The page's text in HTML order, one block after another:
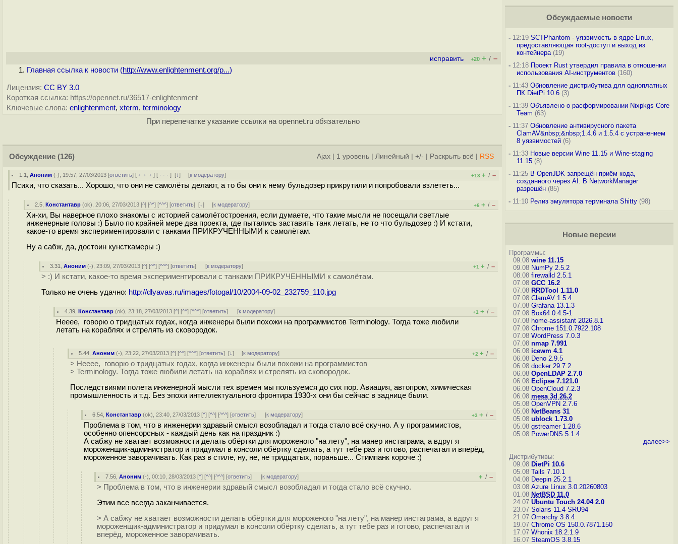
исправить +20 + / –
Главная ссылка к новости (http://www.enlightenment.org/p...)
Лицензия: CC BY 3.0
Короткая ссылка: https://opennet.ru/36517-enlightenment
Ключевые слова: enlightenment, xterm, terminology
При перепечатке указание ссылки на opennet.ru обязательно
Обсуждение (126) Ajax 1 уровень Линейный +/- Раскрыть всё RSS
1.1 ,Аноним (-), 19:57, 27/03/2013 [ответить] [ ﹢﹢﹢] [ · · ·][↓] [к модератору] +13 + / –
Психи, что сказать... Хорошо, что они не самолёты делают, а то бы они к нему бульдозер прикрутили и попробовали взлететь...
2.5 ,Константавр (ok), 20:06, 27/03/2013 [^] [^^] [^^^] [ответить][↓] [к модератору] +6 + / –
Хи-хи, Вы наверное плохо знакомы с историей самолётостроения, если думаете, что такие мысли не посещали светлые
инженерные головы :) Было по крайней мере два проекта, где пытались заставить танк летать, не то что бульдозер :) И кстати,
какое-то время экспериментировали с танками ПРИКРУЧЕННЫМИ к самолётам.
Ну а сабж, да, достоин кунсткамеры :)
3.31 ,Аноним (-), 23:09, 27/03/2013 [^] [^^] [^^^] [ответить] [к модератору] +1 + / –
> :) И кстати, какое-то время экспериментировали с танками ПРИКРУЧЕННЫМИ к самолётам.
Только не очень удачно: http://dlyavas.ru/images/fotogal/10/2004-09-02_232759_110.jpg
4.39 ,Константавр (ok), 23:18, 27/03/2013 [^] [^^] [^^^] [ответить] [к модератору] +1 + / –
Нееее, говорю о тридцатых годах, когда инженеры были похожи на программистов Terminology. Тогда тоже любили
летать на кораблях и стрелять из сковородок.
5.44 ,Аноним (-), 23:22, 27/03/2013 [^] [^^] [^^^] [ответить][↓] [к модератору] +2 + / –
> Нееее, говорю о тридцатых годах, когда инженеры были похожи на программистов
> Terminology. Тогда тоже любили летать на кораблях и стрелять из сковородок.
Последствиями полета инженерной мысли тех времен мы пользуемся до сих пор. Авиация, автопром, химическая
промышленность и т.д. Без эпохи интеллектуального фронтира 1930-х они бы сейчас в заднице были.
6.54 ,Константавр (ok), 23:40, 27/03/2013 [^] [^^] [^^^] [ответить] [к модератору] +3 + / –
Проблема в том, что в инженерии здравый смысл возобладал и тогда стало всё скучно. А у программистов,
особенно опенсорсных - каждый день как на праздник :)
А сабжу не хватает возможности делать обёртки для мороженого "на лету", на манер инстаграма, а вдруг я
мороженщик-администратор и придумал в консоли обёртку сделать, а тут тебе раз и готово, распечатал и вперёд,
мороженное заворачивать. Как раз в стиле, ну, не, не тридцатых, пораньше... Стимпанк короче :)
7.56 ,Аноним (-), 00:10, 28/03/2013 [^] [^^] [^^^] [ответить] [к модератору] + / –
> Проблема в том, что в инженерии здравый смысл возобладал и тогда стало всё скучно.
Этим все всегда заканчивается.
> А сабжу не хватает возможности делать обёртки для мороженого "на лету", на манер инстаграма, а вдруг я
мороженщик-администратор и придумал в консоли обёртку сделать, а тут тебе раз и готово, распечатал и
вперёд, мороженное заворачивать.
Обсуждаемые новости
-12:19 SCTPhantom - уязвимость в ядре Linux,
предоставляющая root-доступ и выход из
контейнера(19)
-12:18 Проект Rust утвердил правила в отношении
использования AI-инструментов(160)
-11:43 Обновление дистрибутива для одноплатных
ПК DietPi 10.6(3)
-11:39 Объявлено о расформировании Nixpkgs Core
Team (63)
-11:37 Обновление антивирусного пакета
ClamAV&nbsp;&nbsp;1.4.6 и 1.5.4 с устранением
8 уязвимостей(6)
-11:33 Новые версии Wine 11.15 и Wine-staging
11.15(8)
-11:25 В OpenJDK запрещён приём кода,
созданного через AI. В NetworkManager
разрешён(85)
-11:10 Релиз эмулятора терминала Shitty(98)
Новые версии
Программы:
09.08 wine 11.15
09.08 NumPy 2.5.2
08.08 firewalld 2.5.1
07.08 GCC 16.2
07.08 RRDTool 1.11.0
07.08 ClamAV 1.5.4
07.08 Grafana 13.1.3
07.08 Box64 0.4.5-1
07.08 home-assistant 2026.8.1
07.08 Chrome 151.0.7922.108
07.08 WordPress 7.0.3
07.08 nmap 7.991
06.08 icewm 4.1
06.08 Deno 2.9.5
06.08 docker 29.7.2
06.08 OpenLDAP 2.7.0
06.08 Eclipse 7.121.0
06.08 OpenCloud 7.2.3
06.08 mesa 3d 26.2
05.08 OpenVPN 2.7.6
05.08 NetBeans 31
05.08 ublock 1.73.0
05.08 gstreamer 1.28.6
05.08 PowerDNS 5.1.4
далее>>
Дистрибутивы:
09.08 DietPi 10.6
05.08 Tails 7.10.1
04.08 Deepin 25.2.1
03.08 Azure Linux 3.0.20260803
01.08 NetBSD 11.0
24.07 Ubuntu Touch 24.04 2.0
23.07 Solaris 11.4 SRU94
21.07 Omarchy 3.8.4
19.07 Chrome OS 150.0.7871.150
17.07 Whonix 18.2.1.9
16.07 SteamOS 3.8.15